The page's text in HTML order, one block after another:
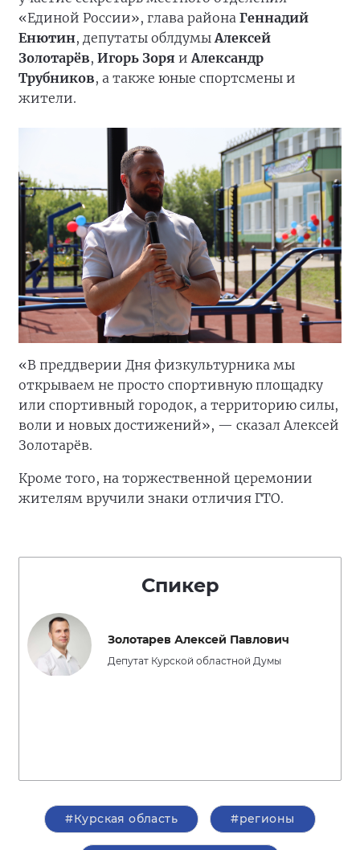
«Единой России», глава района Геннадий
Енютин, депутаты облдумыАлексей
Золотарёв, Игорь Зоря иАлександр
Трубников, а также юные спортсмены и
жители.
«В преддверии Дня физкультурника мы
открываем не просто спортивную площадку
или спортивный городок, а территорию силы,
воли и новых достижений», — сказал Алексей
Золотарёв.
Кроме того, на торжественной церемонии
жителям вручили знаки отличия ГТО.
Спикер
Золотарев Алексей Павлович
Депутат Курской областной Думы
#Курская область #регионы